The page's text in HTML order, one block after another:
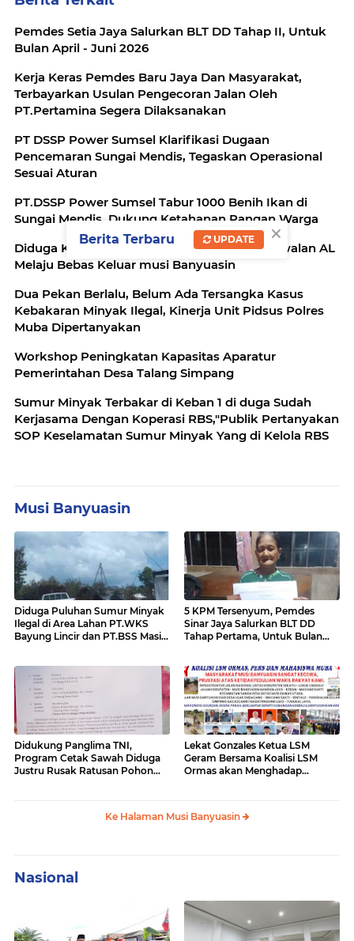
Pemdes Setia Jaya Salurkan BLT DD Tahap II, Untuk
Bulan April - Juni 2026
Kerja Keras Pemdes Baru Jaya Dan Masyarakat,
Terbayarkan Usulan Pengecoran Jalan Oleh
PT.Pertamina Segera Dilaksanakan
PT DSSP Power Sumsel Klarifikasi Dugaan
Pencemaran Sungai Mendis, Tegaskan Operasional
Sesuai Aturan
PT.DSSP Power Sumsel Tabur 1000 Benih Ikan di
Sungai Mendis, Dukung Ketahanan Pangan Warga
Diduga Kebal Hukum, Truk Minyak Ilegal Kawalan AL
Melaju Bebas Keluar musi Banyuasin
Dua Pekan Berlalu, Belum Ada Tersangka Kasus
Kebakaran Minyak Ilegal, Kinerja Unit Pidsus Polres
Muba Dipertanyakan
Workshop Peningkatan Kapasitas Aparatur
Pemerintahan Desa Talang Simpang
Sumur Minyak Terbakar di Keban 1 di duga Sudah
Kerjasama Dengan Koperasi RBS,"Publik Pertanyakan
SOP Keselamatan Sumur Minyak Yang di Kelola RBS
Musi Banyuasin
Diduga Puluhan Sumur Minyak
Ilegal di Area Lahan PT.WKS
Bayung Lincir dan PT.BSS Masi
Kelapangan Sikat Bersih Mafia
Minyak di Area Tersebut
5 KPM Tersenyum, Pemdes
Sinar Jaya Salurkan BLT DD
Tahap Pertama, Untuk Bulan
Didukung Panglima TNI,
Program Cetak Sawah Diduga
Justru Rusak Ratusan Pohon
Lekat Gonzales Ketua LSM
Geram Bersama Koalisi LSM
Ormas akan Menghadap
Ke Halaman Musi Banyuasin
Nasional
×
Berita Terbaru UPDATE